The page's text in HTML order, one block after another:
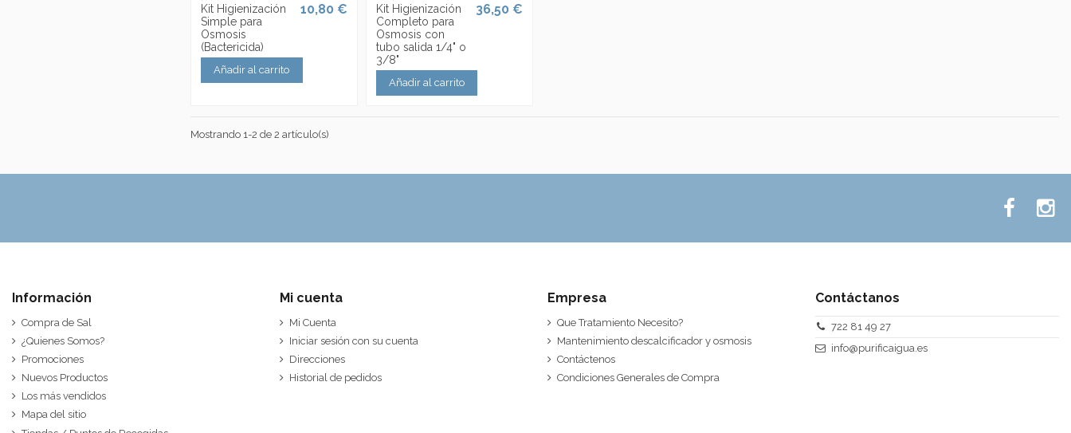
Kit Higienización
Simple para
Osmosis
(Bactericida)
10,80 €
Añadir al carrito
Kit Higienización
Completo para
Osmosis con
tubo salida 1/4" o
3/8"
36,50 €
Añadir al carrito
Mostrando 1-2 de 2 artículo(s)
Información
Compra de Sal
¿Quienes Somos?
Promociones
Nuevos Productos
Los más vendidos
Mapa del sitio
Mi cuenta
Mi Cuenta
Iniciar sesión con su cuenta
Direcciones
Historial de pedidos
Empresa
Que Tratamiento Necesito?
Mantenimiento descalcificador y osmosis
Contáctenos
Condiciones Generales de Compra
Contáctanos
722 81 49 27
info@purificaigua.es